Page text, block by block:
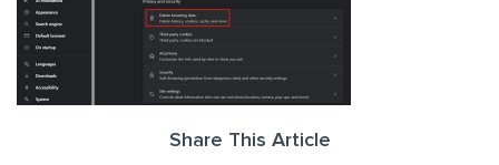
Share This Article